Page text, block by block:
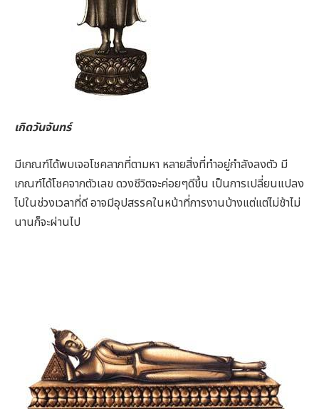
เกิดวันจันทร์
มีเกณฑ์ได้พบเจอโชคลาภที่ตามหา หลายสิ่งที่ทำอยู่กำลังลงตัว มี
เกณฑ์ได้โชคจากตัวเลข ดวงชีวิตจะค่อยๆดีขึ้น เป็นการเปลี่ยนแปลง
ไปในช่วงเวลาที่ดี อาจมีอุปสรรคในหน้าที่การงานบ้างแต่แต่ไม่ช้าไม่
นานก็จะผ่านไป